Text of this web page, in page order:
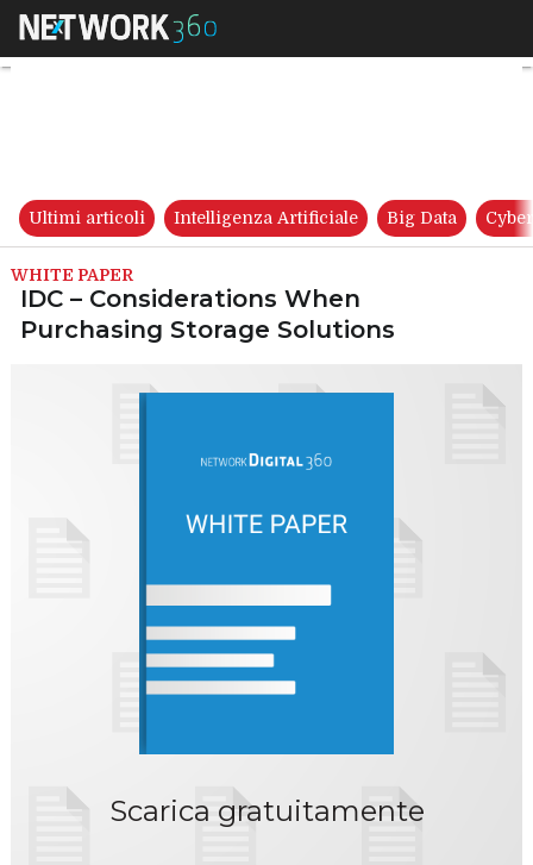
IDC – Considerations When
Ultimi articoli Intelligenza Artificiale Big Data
WHITE PAPER
IDC – Considerations When
Purchasing Storage Solutions
Scarica gratuitamente